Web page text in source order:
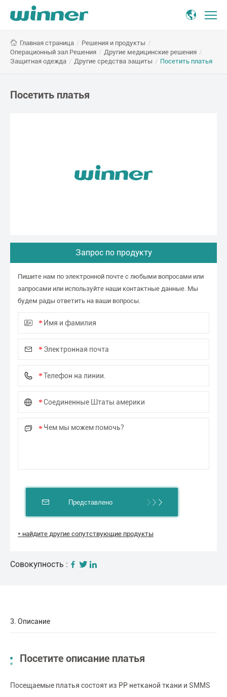
платьяГлавная страница / Решения и продукты /
Операционный зал Решения / Другие медицинские решения /
Защитная одежда / Другие средства защиты / Посетить платья
Посетить платья
Запрос по продукту
Пишите нам по электронной почте с любыми вопросами или
запросами или используйте наши контактные данные. Мы
будем рады ответить на ваши вопросы.
Представлено
* найдите другие сопутствующие продукты
Совокупность :
3. Описание
Посетите описание платья
Посещаемые платья состоят из PP нетканой ткани и SMMS